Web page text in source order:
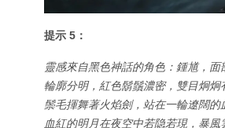
提示 5：
靈感來自黑色神話的角色：鍾馗，面
輪廓分明，紅色鬍鬚濃密，雙目炯炯
鬃毛揮舞著火焰劍，站在一輪遼闊的
血紅的明月在夜空中若隐若現，暴風